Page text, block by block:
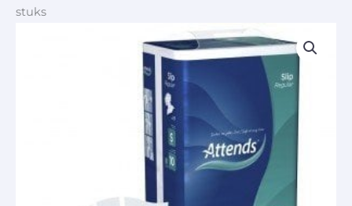
stuks